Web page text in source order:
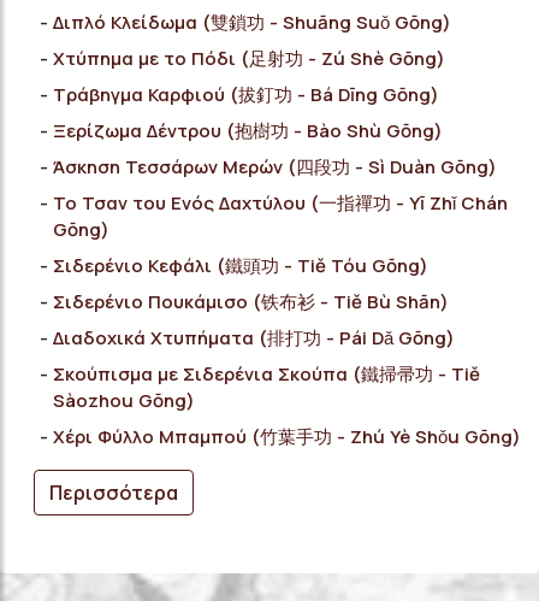
Διπλό Κλείδωμα (雙鎖功 - Shuāng Suǒ Gōng)
Χτύπημα με το Πόδι (足射功 - Zú Shè Gōng)
Τράβηγμα Καρφιού (拔釘功 - Bá Dīng Gōng)
Ξερίζωμα Δέντρου (抱樹功 - Bào Shù Gōng)
Άσκηση Τεσσάρων Μερών (四段功 - Sì Duàn Gōng)
Το Τσαν του Ενός Δαχτύλου (一指禪功 - Yī Zhǐ Chán
Gōng)
Σιδερένιο Κεφάλι (鐵頭功 - Tiě Tóu Gōng)
Σιδερένιο Πουκάμισο (铁布衫 - Tiě Bù Shān)
Διαδοχικά Χτυπήματα (排打功 - Pái Dǎ Gōng)
Σκούπισμα με Σιδερένια Σκούπα (鐵掃帚功 - Tiě
Sàozhou Gōng)
Χέρι Φύλλο Μπαμπού (竹葉手功 - Zhú Yè Shǒu Gōng)
Περισσότερα